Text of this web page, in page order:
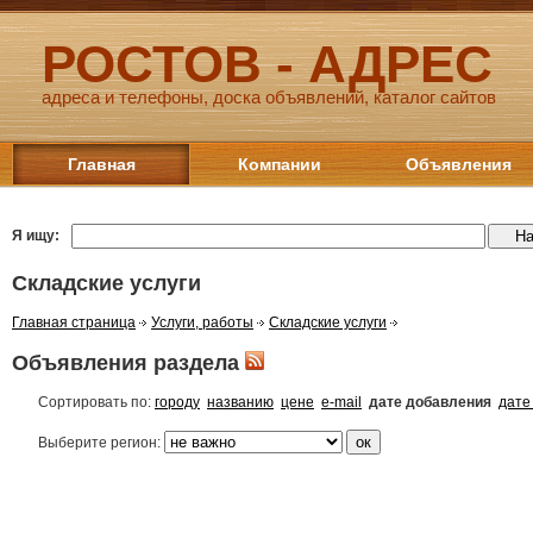
РОСТОВ - АДРЕС
адреса и телефоны, доска объявлений, каталог сайтов
Главная Компании Объявления
Я ищу:
Складские услуги
Главная страница Услуги, работы Складские услуги
Объявления раздела
Сортировать по: городу названию цене e-mail дате добавления
Выберите регион: